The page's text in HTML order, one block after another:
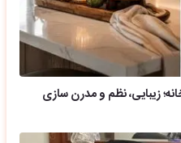
زیبایی، نظم و مدرن سازی